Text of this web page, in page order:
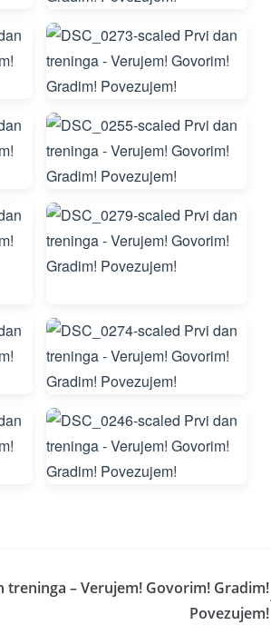
treninga – Verujem! Govorim! Gradim!
Povezujem!